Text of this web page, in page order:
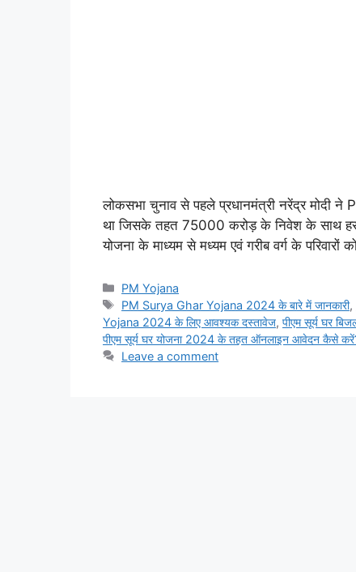
लोकसभा चुनाव से पहले प्रधानमंत्री नरेंद्र
था जिसके तहत 75000 करोड़ के निवेश के साथ हर
योजना के माध्यम से मध्यम एवं गरीब वर्ग के परिवारों
Categories
PM Yojana
Tags
PM Surya Ghar Yojana 2024 के बारे में जानकारी,
Yojana 2024 के लिए आवश्यक दस्तावेज, पीएम सूर्य घर
पीएम सूर्य घर योजना 2024 के तहत ऑनलाइन आवेदन कैसे
Leave a comment